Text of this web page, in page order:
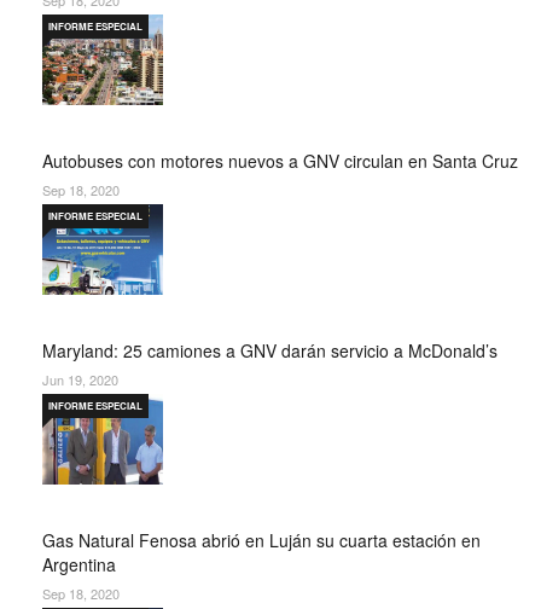
Autobuses con motores nuevos a GNV circulan en Santa Cruz
INFORME ESPECIAL
Sep 18, 2020
Maryland: 25 camiones a GNV darán servicio a McDonald’s
INFORME ESPECIAL
Jun 19, 2020
Gas Natural Fenosa abrió en Luján su cuarta estación en
Argentina
INFORME ESPECIAL
Sep 18, 2020